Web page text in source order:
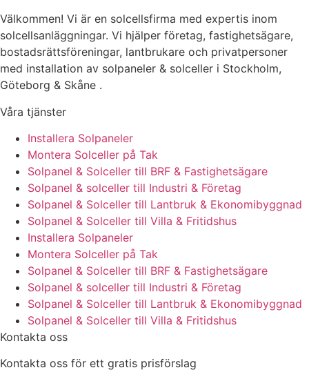
Välkommen! Vi är en solcellsfirma med expertis inom
solcellsanläggningar. Vi hjälper företag, fastighetsägare,
bostadsrättsföreningar, lantbrukare och privatpersoner
med installation av solpaneler & solceller i Stockholm,
Göteborg & Skåne .
Våra tjänster
Installera Solpaneler
Montera Solceller på Tak
Solpanel & Solceller till BRF & Fastighetsägare
Solpanel & solceller till Industri & Företag
Solpanel & Solceller till Lantbruk & Ekonomibyggnad
Solpanel & Solceller till Villa & Fritidshus
Installera Solpaneler
Montera Solceller på Tak
Solpanel & Solceller till BRF & Fastighetsägare
Solpanel & solceller till Industri & Företag
Solpanel & Solceller till Lantbruk & Ekonomibyggnad
Solpanel & Solceller till Villa & Fritidshus
Kontakta oss
Kontakta oss för ett gratis prisförslag